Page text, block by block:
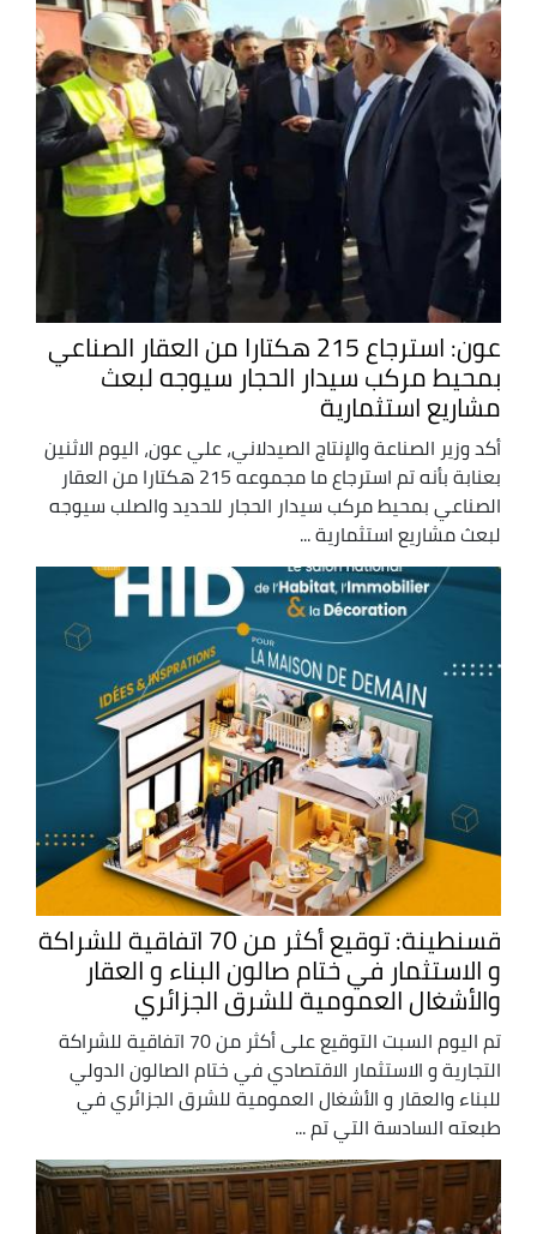
عون: استرجاع 215 هكتارا من العقار الصناعي
بمحيط مركب سيدار الحجار سيوجه لبعث
مشاريع استثمارية
أكد وزير الصناعة والإنتاج الصيدلاني، علي عون، اليوم الاثنين
بعنابة بأنه تم استرجاع ما مجموعه 215 هكتارا من العقار
الصناعي بمحيط مركب سيدار الحجار للحديد والصلب سيوجه
لبعث مشاريع استثمارية ...
قسنطينة: توقيع أكثر من 70 اتفاقية للشراكة
و الاستثمار في ختام صالون البناء و العقار
والأشغال العمومية للشرق الجزائري
تم اليوم السبت التوقيع على أكثر من 70 اتفاقية للشراكة
التجارية و الاستثمار الاقتصادي في ختام الصالون الدولي
للبناء والعقار و الأشغال العمومية للشرق الجزائري في
طبعته السادسة التي تم ...